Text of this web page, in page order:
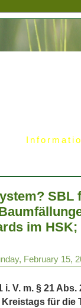
SBL
im HSK;
February 15,
V. m. § 21 Abs.
für die